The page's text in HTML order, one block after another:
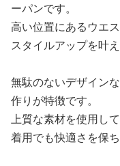
ーパンです。
高い位置にあるウエ
スタイルアップを叶え
無駄のないデザイン
作りが特徴です。
上質な素材を使用し
着用でも快適さを保ち